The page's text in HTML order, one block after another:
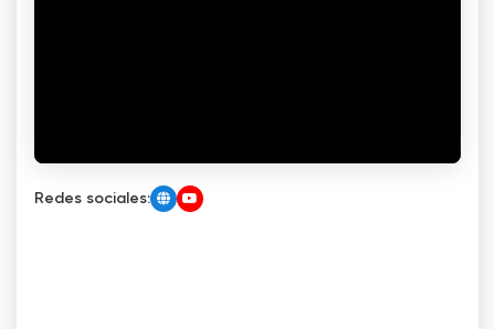
Redes sociales: